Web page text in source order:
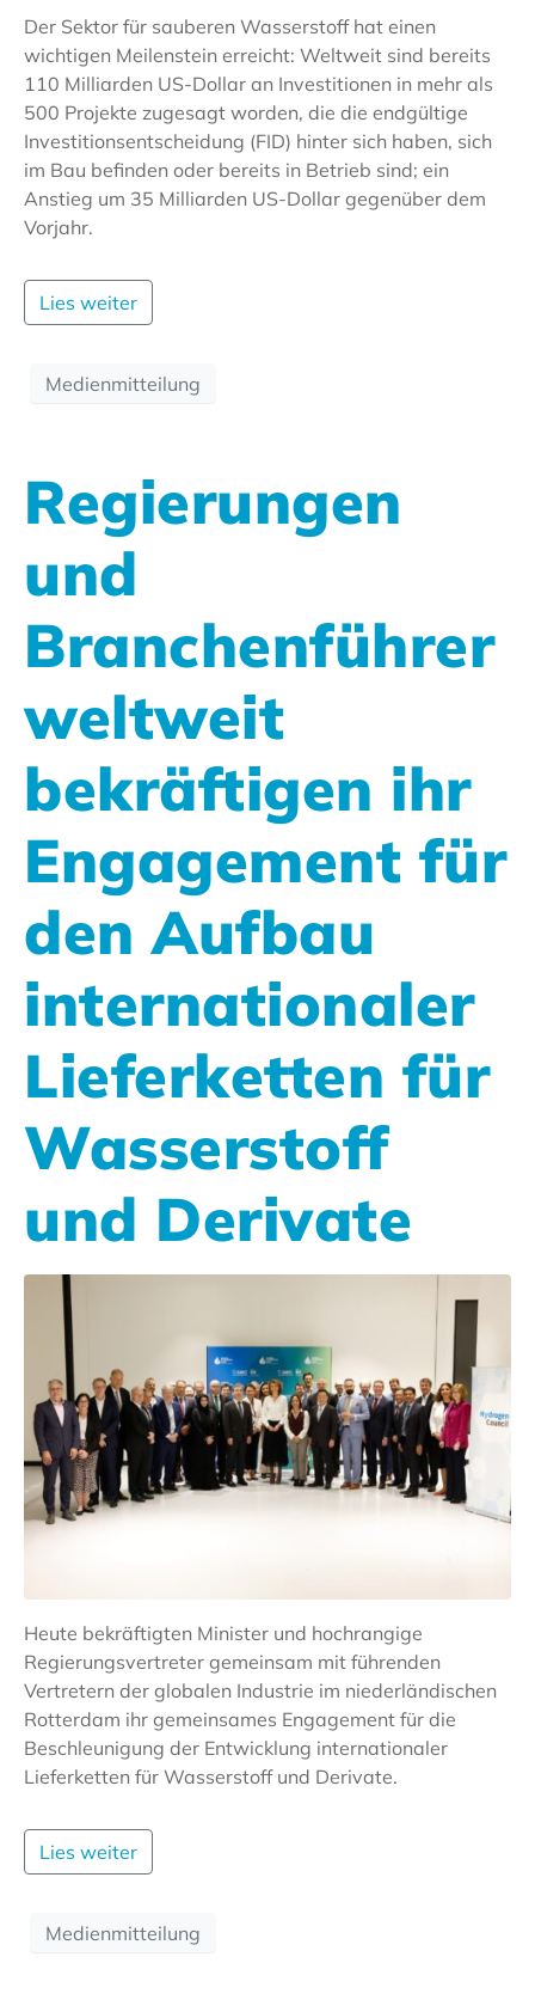
Der Sektor für sauberen Wasserstoff hat einen
wichtigen Meilenstein erreicht: Weltweit sind bereits
110 Milliarden US-Dollar an Investitionen in mehr als
500 Projekte zugesagt worden, die die endgültige
Investitionsentscheidung (FID) hinter sich haben, sich
im Bau befinden oder bereits in Betrieb sind; ein
Anstieg um 35 Milliarden US-Dollar gegenüber dem
Vorjahr.
Lies weiter
Medienmitteilung
Regierungen
und
Branchenführer
weltweit
bekräftigen ihr
Engagement für
den Aufbau
internationaler
Lieferketten für
Wasserstoff
und Derivate
Heute bekräftigten Minister und hochrangige
Regierungsvertreter gemeinsam mit führenden
Vertretern der globalen Industrie im niederländischen
Rotterdam ihr gemeinsames Engagement für die
Beschleunigung der Entwicklung internationaler
Lieferketten für Wasserstoff und Derivate.
Lies weiter
Medienmitteilung